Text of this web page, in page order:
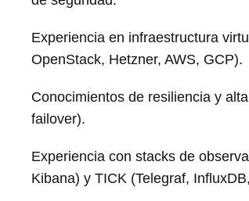
Experiencia en infraestructura
OpenStack, Hetzner, AWS, GCP).
Conocimientos de resiliencia y
failover).
Experiencia con stacks de
Kibana) y TICK (Telegraf,